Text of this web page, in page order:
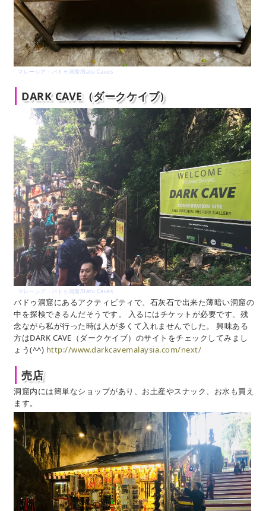
マレーシア・バトゥ洞窟/Batu Caves
DARK CAVE（ダークケイブ）
マレーシア・バトゥ洞窟/Batu Caves
バドゥ洞窟にあるアクティビティで、石灰石で出来た薄暗い洞窟の
中を探検できるんだそうです。 入るにはチケットが必要です、残
念ながら私が行った時は人が多くて入れませんでした。 興味ある
方はDARK CAVE（ダークケイブ）のサイトをチェックしてみまし
ょう(^^) http://www.darkcavemalaysia.com/next/
売店
洞窟内には簡単なショップがあり、お土産やスナック、お水も買え
ます。